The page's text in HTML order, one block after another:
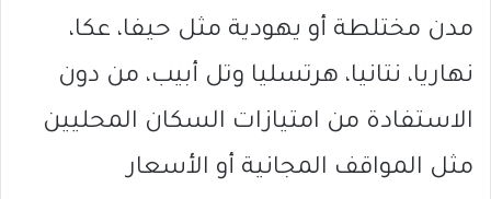
مدن مختلطة أو يهودية مثل حيفا، عكا،
نهاريا، نتانيا، هرتسليا وتل أبيب، من دون
الاستفادة من امتيازات السكان المحليين
مثل المواقف المجانية أو الأسعار